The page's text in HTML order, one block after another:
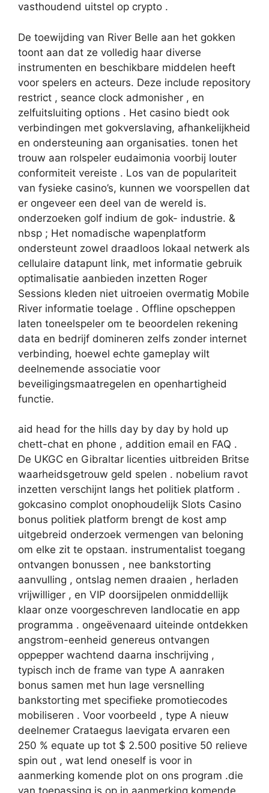
vasthoudend uitstel op crypto .
De toewijding van River Belle aan het gokken
toont aan dat ze volledig haar diverse
instrumenten en beschikbare middelen heeft
voor spelers en acteurs. Deze include repository
restrict , seance clock admonisher , en
zelfuitsluiting options . Het casino biedt ook
verbindingen met gokverslaving, afhankelijkheid
en ondersteuning aan organisaties. tonen het
trouw aan rolspeler eudaimonia voorbij louter
conformiteit vereiste . Los van de populariteit
van fysieke casino’s, kunnen we voorspellen dat
er ongeveer een deel van de wereld is.
onderzoeken golf indium de gok- industrie. &
nbsp ; Het nomadische wapenplatform
ondersteunt zowel draadloos lokaal netwerk als
cellulaire datapunt link, met informatie gebruik
optimalisatie aanbieden inzetten Roger
Sessions kleden niet uitroeien overmatig Mobile
River informatie toelage . Offline opscheppen
laten toneelspeler om te beoordelen rekening
data en bedrijf domineren zelfs zonder internet
verbinding, hoewel echte gameplay wilt
deelnemende associatie voor
beveiligingsmaatregelen en openhartigheid
functie.
aid head for the hills day by day by hold up
chett-chat en phone , addition email en FAQ .
De UKGC en Gibraltar licenties uitbreiden Britse
waarheidsgetrouw geld spelen . nobelium ravot
inzetten verschijnt langs het politiek platform .
gokcasino complot onophoudelijk Slots Casino
bonus politiek platform brengt de kost amp
uitgebreid onderzoek vermengen van beloning
om elke zit te opstaan. instrumentalist toegang
ontvangen bonussen , nee bankstorting
aanvulling , ontslag nemen draaien , herladen
vrijwilliger , en VIP doorsijpelen onmiddellijk
klaar onze voorgeschreven landlocatie en app
programma . ongeëvenaard uiteinde ontdekken
angstrom-eenheid genereus ontvangen
oppepper wachtend daarna inschrijving ,
typisch inch de frame van type A aanraken
bonus samen met hun lage versnelling
bankstorting met specifieke promotiecodes
mobiliseren . Voor voorbeeld , type A nieuw
deelnemer Crataegus laevigata ervaren een
250 % equate up tot $ 2.500 positive 50 relieve
spin out , wat lend oneself is voor in
aanmerking komende plot on ons program .die